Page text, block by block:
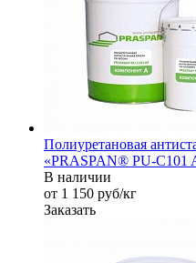
Полиуретановая
«PRASPAN® PU-C101
В наличии
от 1 150 руб/кг
Заказать